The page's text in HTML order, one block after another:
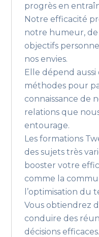
progrès en
Notre efficacité
notre humeur,
objectifs
nos envies.
Elle dépend aussi
méthodes pour
connaissance de
relations que
entourage.
Les formations
des sujets très
booster votre
comme la
l’optimisation du
Vous obtiendrez
conduire des
décisions efficaces.